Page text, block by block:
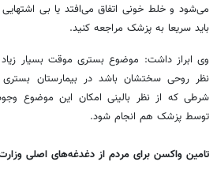
می‌شود و خلط خونی اتفاق می‌افتد یا بی
باید سریعا به پزشک مراجعه کنید.
وی ابراز داشت: موضوع بستری موقت بسیار
نظر روحی سختشان باشد در بیمارستان
شرطی که از نظر بالینی امکان این موضوع
توسط پزشک هم انجام شود.
تامین واکسن برای مردم از دغدغه‌های اصلی